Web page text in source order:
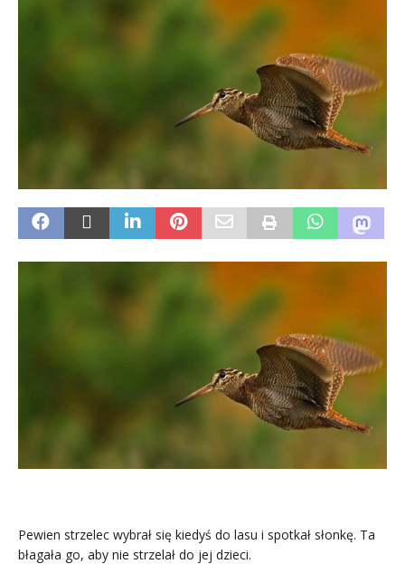
Pewien strzelec wybrał się kiedyś do lasu i spotkał słonkę. Ta
błagała go, aby nie strzelał do jej dzieci.